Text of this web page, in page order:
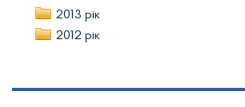
2013 рік
2012 рік